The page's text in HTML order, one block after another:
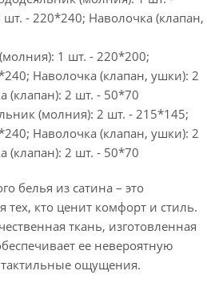
- 220*240; Наволочка (клапан,
1 шт. - 220*200;
Наволочка (клапан, ушки): 2
(клапан): 2 шт. - 50*70
(молния): 2 шт. - 215*145;
Наволочка (клапан, ушки): 2
(клапан): 2 шт. - 50*70
белья из сатина – это
кто ценит комфорт и стиль.
ткань, изготовленная
ее невероятную
ощущения.